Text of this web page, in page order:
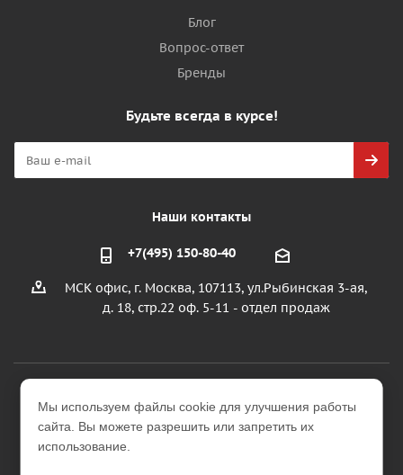
Блог
Вопрос-ответ
Бренды
Будьте всегда в курсе!
Наши контакты
+7(495) 150-80-40
МСК офис, г. Москва, 107113, ул.Рыбинская 3-ая,
д. 18, стр.22 оф. 5-11 - отдел продаж
2026 © ООО "УралИнтерьер"
Интернет-магазин строительных и отделочных
Мы используем файлы cookie для улучшения работы
сайта. Вы можете разрешить или запретить их
использование.